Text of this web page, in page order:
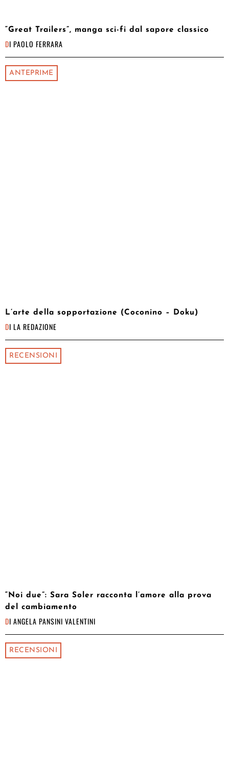
“Great Trailers”, manga sci-fi dal sapore classico
DI PAOLO FERRARA
ANTEPRIME
L’arte della sopportazione (Coconino – Doku)
DI LA REDAZIONE
RECENSIONI
“Noi due”: Sara Soler racconta l’amore alla prova
del cambiamento
DI ANGELA PANSINI VALENTINI
RECENSIONI